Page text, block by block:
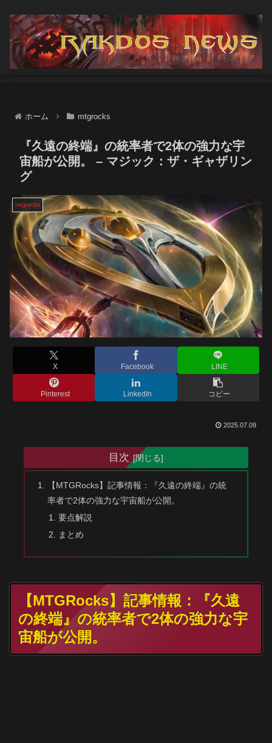
ホーム mtgrocks
『​久遠の終端』の統率者で2体の強力な宇
宙船が公開。 – マジック：ザ・ギャザリン
グ
mtgrocks
X Facebook LINE
Pinterest LinkedIn コピー
2025.07.09
目次
【MTGRocks】記事情報：『​久遠の終端』の統
率者で2体の強力な宇宙船が公開。
要点解説
まとめ
【MTGRocks】記事情報：『​久遠
の終端』の統率者で2体の強力な宇
宙船が公開。